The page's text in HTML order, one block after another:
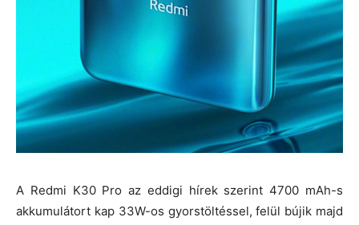
A Redmi K30 Pro az eddigi hírek szerint 4700 mAh-s
akkumulátort kap 33W-os gyorstöltéssel, felül bújik majd